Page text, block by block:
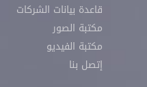
قاعدة بيانات الشركات
مكتبة الصور
مكتبة الفيديو
إتصل بنا